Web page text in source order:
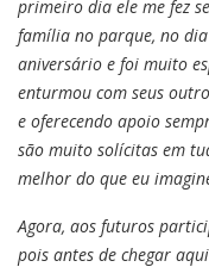
primeiro dia ele me fez
família no parque, no
aniversário e foi muito
enturmou com seus
e oferecendo apoio
são muito solícitas em
melhor do que eu
Agora, aos futuros
pois antes de chegar